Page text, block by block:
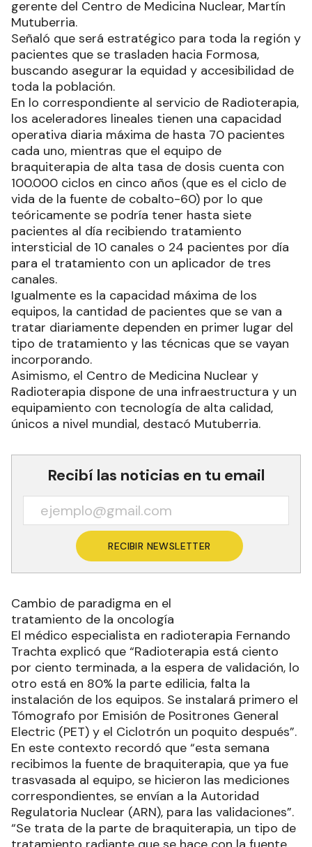
gerente del Centro de Medicina Nuclear, Martín
Mutuberria.
Señaló que será estratégico para toda la región y
pacientes que se trasladen hacia Formosa,
buscando asegurar la equidad y accesibilidad de
toda la población.
En lo correspondiente al servicio de Radioterapia,
los aceleradores lineales tienen una capacidad
operativa diaria máxima de hasta 70 pacientes
cada uno, mientras que el equipo de
braquiterapia de alta tasa de dosis cuenta con
100.000 ciclos en cinco años (que es el ciclo de
vida de la fuente de cobalto-60) por lo que
teóricamente se podría tener hasta siete
pacientes al día recibiendo tratamiento
intersticial de 10 canales o 24 pacientes por día
para el tratamiento con un aplicador de tres
canales.
Igualmente es la capacidad máxima de los
equipos, la cantidad de pacientes que se van a
tratar diariamente dependen en primer lugar del
tipo de tratamiento y las técnicas que se vayan
incorporando.
Asimismo, el Centro de Medicina Nuclear y
Radioterapia dispone de una infraestructura y un
equipamiento con tecnología de alta calidad,
únicos a nivel mundial, destacó Mutuberria.
Recibí las noticias en tu email
RECIBIR NEWSLETTER
Cambio de paradigma en el
tratamiento de la oncología
El médico especialista en radioterapia Fernando
Trachta explicó que “Radioterapia está ciento
por ciento terminada, a la espera de validación, lo
otro está en 80% la parte edilicia, falta la
instalación de los equipos. Se instalará primero el
Tómografo por Emisión de Positrones General
Electric (PET) y el Ciclotrón un poquito después”.
En este contexto recordó que “esta semana
recibimos la fuente de braquiterapia, que ya fue
trasvasada al equipo, se hicieron las mediciones
correspondientes, se envían a la Autoridad
Regulatoria Nuclear (ARN), para las validaciones”.
“Se trata de la parte de braquiterapia, un tipo de